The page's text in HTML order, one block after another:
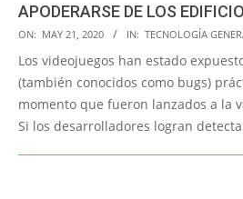
APODERARSE DE LOS
2020-
05-
21
ON: MAY 21, 2020 IN: TECNOLOGÍA
Los videojuegos han estado
(también conocidos como bugs)
momento que fueron lanzados a la
Si los desarrolladores logran